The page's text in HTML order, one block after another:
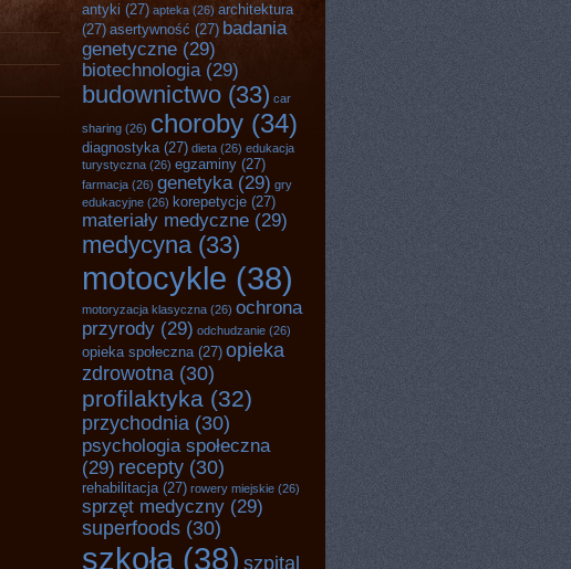
antyki (27) apteka (26) architektura
(27) asertywność (27) badania
genetyczne (29)
biotechnologia (29)
budownictwo (33) car
sharing (26) choroby (34)
diagnostyka(27) dieta (26) edukacja
turystyczna (26) egzaminy (27)
farmacja (26) genetyka (29) gry
edukacyjne (26) korepetycje (27)
materiały medyczne (29)
medycyna(33)
motocykle (38)
motoryzacja klasyczna (26) ochrona
przyrody (29) odchudzanie (26)
opieka społeczna(27) opieka
zdrowotna (30)
profilaktyka (32)
przychodnia (30)
psychologia społeczna
(29) recepty (30)
rehabilitacja(27) rowery miejskie (26)
sprzęt medyczny (29)
superfoods (30)
szkoła (38) szpital